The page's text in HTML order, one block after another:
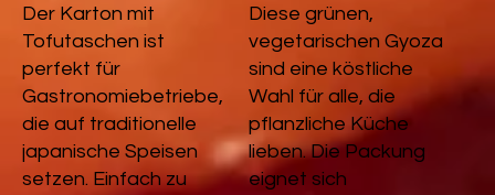
Der Karton mit
Tofutaschen ist
perfekt für
Gastronomiebetriebe,
die auf traditionelle
japanische Speisen
setzen. Einfach zu
Diese grünen,
vegetarischen Gyoza
sind eine köstliche
Wahl für alle, die
pflanzliche Küche
lieben. Die Packung
eignet sich